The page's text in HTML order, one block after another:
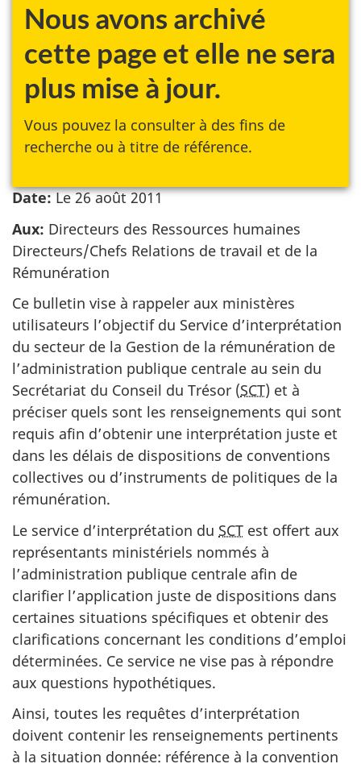
Nous avons archivé
cette page et elle ne sera
plus mise à jour.
Vous pouvez la consulter à des fins de
recherche ou à titre de référence.
Date:Le26 août 2011
Aux: Directeurs des Ressources humaines
Directeurs/Chefs Relations de travail et de la
Rémunération
Ce bulletin vise à rappeler aux ministères
utilisateurs l’objectif du Service d’interprétation
du secteur de la Gestion de la rémunération de
l’administration publique centrale au sein du
Secrétariat du Conseil du Trésor (SCT) et à
préciser quels sont les renseignements qui sont
requis afin d’obtenir une interprétation juste et
dans les délais de dispositions de conventions
collectives ou d’instruments de politiques de la
rémunération.
Le service d’interprétation du SCT est offert aux
représentants ministériels nommés à
l’administration publique centrale afin de
clarifier l’application juste de dispositions dans
certaines situations spécifiques et obtenir des
clarifications concernant les conditions d’emploi
déterminées. Ce service ne vise pas à répondre
aux questions hypothétiques.
Ainsi, toutes les requêtes d’interprétation
doivent contenir les renseignements pertinents
à la situation donnée: référence à la convention